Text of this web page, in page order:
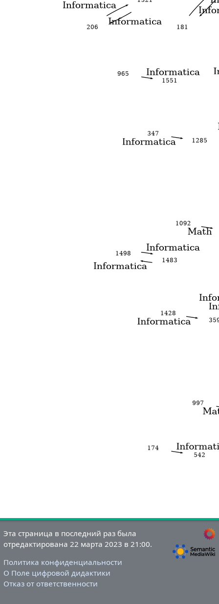
Эта страница в последний раз была
отредактирована 22 марта 2023 в 21:00.
Политика конфиденциальности
О Поле цифровой дидактики
Отказ от ответственности